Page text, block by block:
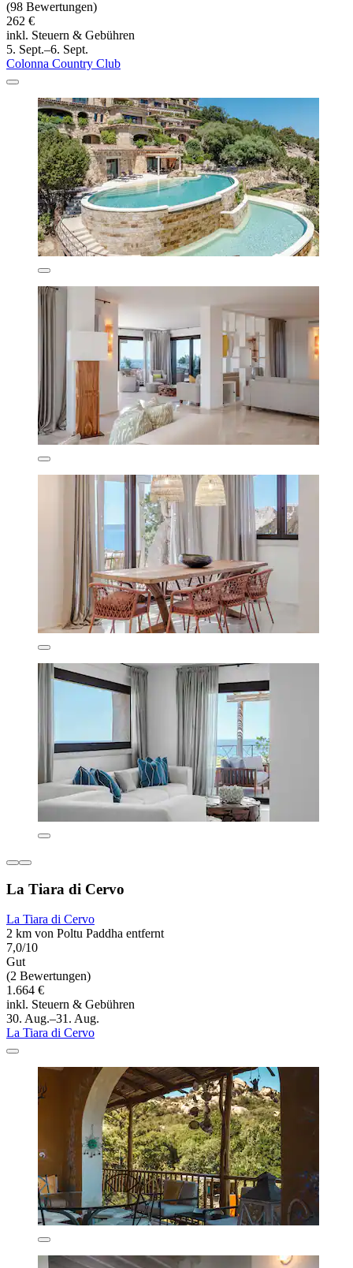
(98 Bewertungen)
262 €
inkl. Steuern & Gebühren
5. Sept.–6. Sept.
Colonna Country Club
La Tiara di Cervo
La Tiara di Cervo
2 km von Poltu Paddha entfernt
7,0/10
Gut
(2 Bewertungen)
1.664 €
inkl. Steuern & Gebühren
30. Aug.–31. Aug.
La Tiara di Cervo